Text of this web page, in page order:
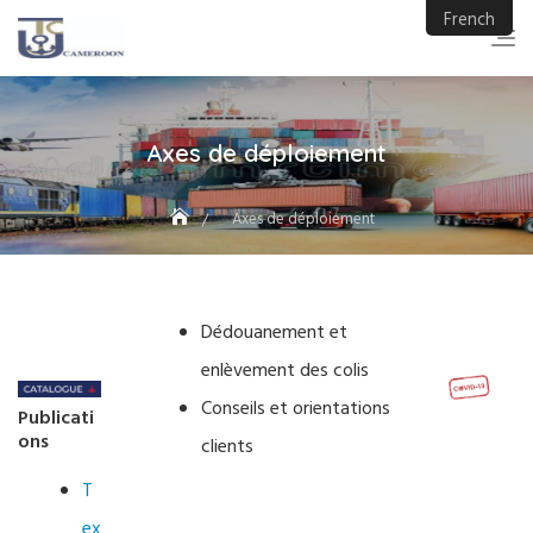
content
Axes de déploiement
Axes de déploiement
Publicati
ons
T
Dédouanement et
enlèvement des colis
Conseils et orientations
clients
French